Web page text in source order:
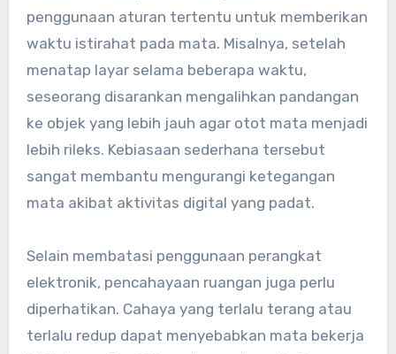
penggunaan aturan tertentu untuk memberikan
waktu istirahat pada mata. Misalnya, setelah
menatap layar selama beberapa waktu,
seseorang disarankan mengalihkan pandangan
ke objek yang lebih jauh agar otot mata menjadi
lebih rileks. Kebiasaan sederhana tersebut
sangat membantu mengurangi ketegangan
mata akibat aktivitas digital yang padat.
Selain membatasi penggunaan perangkat
elektronik, pencahayaan ruangan juga perlu
diperhatikan. Cahaya yang terlalu terang atau
terlalu redup dapat menyebabkan mata bekerja